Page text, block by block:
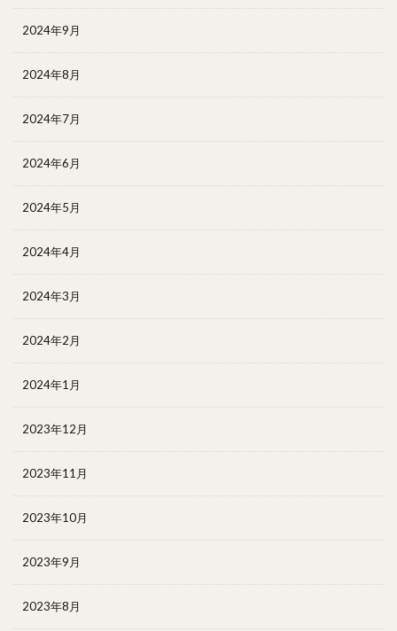
2024年9月
2024年8月
2024年7月
2024年6月
2024年5月
2024年4月
2024年3月
2024年2月
2024年1月
2023年12月
2023年11月
2023年10月
2023年9月
2023年8月